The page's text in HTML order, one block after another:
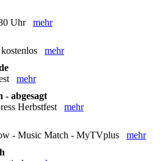
Uhr mehr
mehr
mehr
- abgesagt
Herbstfest mehr
- Music Match - MyTVplus mehr